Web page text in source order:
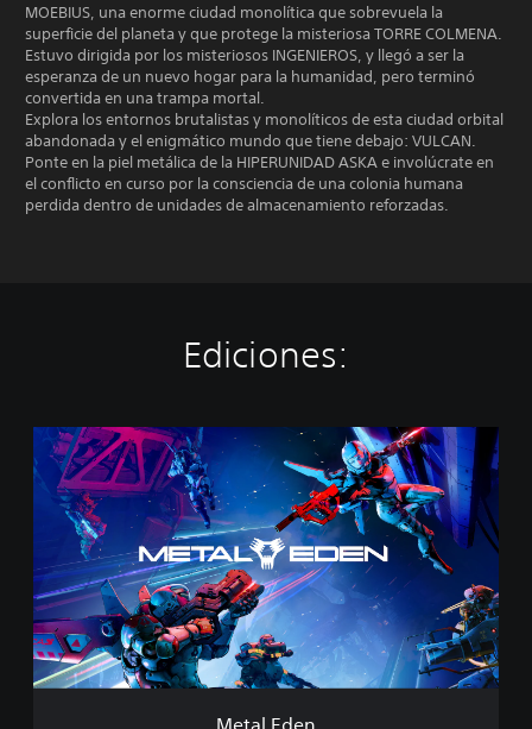
MOEBIUS, una enorme ciudad monolítica que sobrevuela la
superficie del planeta y que protege la misteriosa TORRE COLMENA.
Estuvo dirigida por los misteriosos INGENIEROS, y llegó a ser la
esperanza de un nuevo hogar para la humanidad, pero terminó
convertida en una trampa mortal.
Explora los entornos brutalistas y monolíticos de esta ciudad orbital
abandonada y el enigmático mundo que tiene debajo: VULCAN.
Ponte en la piel metálica de la HIPERUNIDAD ASKA e involúcrate en
el conflicto en curso por la consciencia de una colonia humana
perdida dentro de unidades de almacenamiento reforzadas.
Ediciones:
M
e
d
e
n